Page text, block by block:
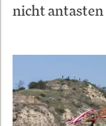
nicht